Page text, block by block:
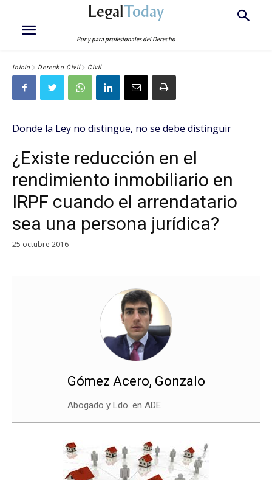
LegalToday
Por y para profesionales del Derecho
Inicio Derecho Civil Civil
Donde la Ley no distingue, no se debe distinguir
¿Existe reducción en el
rendimiento inmobiliario en
IRPF cuando el arrendatario
sea una persona jurídica?
25 octubre 2016
Gómez Acero, Gonzalo
Abogado y Ldo. en ADE